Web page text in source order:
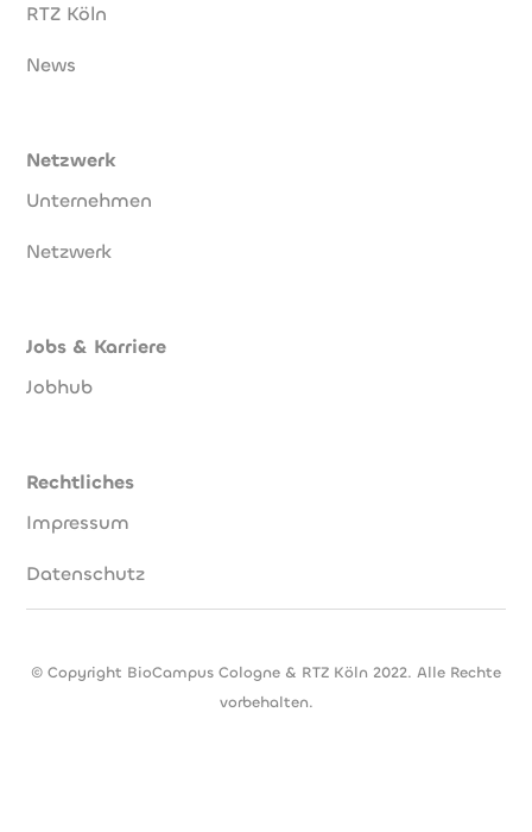
RTZ Köln
News
Netzwerk
Unternehmen
Netzwerk
Jobs & Karriere
Jobhub
Rechtliches
Impressum
Datenschutz
© Copyright BioCampus Cologne & RTZ Köln 2022. Alle Rechte
vorbehalten.